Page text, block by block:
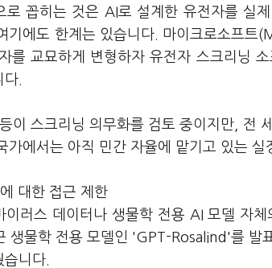
로 꼽히는 것은 AI로 설계한 유전자를 실
기에도 한계는 있습니다. 마이크로소프
를 교묘하게 변형하자 유전자 스크리닝
.
이 스크리닝 의무화를 검토 중이지만, 전
가에서는 아직 민간 자율에 맡기고 있는 실
대한 접근 제한
이러스 데이터나 생물학 전용 AI 모델 자
생물학 전용 모델인 'GPT-Rosalind'를 발
니다.